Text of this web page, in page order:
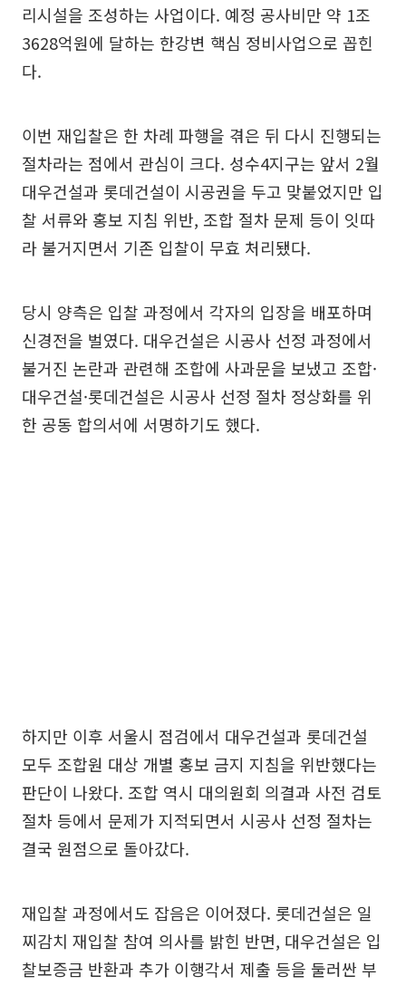
리시설을 조성하는 사업이다. 예정 공사비만 약 1조
3628억원에 달하는 한강변 핵심 정비사업으로 꼽힌
다.
이번 재입찰은 한 차례 파행을 겪은 뒤 다시 진행되는
절차라는 점에서 관심이 크다. 성수4지구는 앞서 2월
대우건설과 롯데건설이 시공권을 두고 맞붙었지만 입
찰 서류와 홍보 지침 위반, 조합 절차 문제 등이 잇따
라 불거지면서 기존 입찰이 무효 처리됐다.
당시 양측은 입찰 과정에서 각자의 입장을 배포하며
신경전을 벌였다. 대우건설은 시공사 선정 과정에서
불거진 논란과 관련해 조합에 사과문을 보냈고 조합·
대우건설·롯데건설은 시공사 선정 절차 정상화를 위
한 공동 합의서에 서명하기도 했다.
하지만 이후 서울시 점검에서 대우건설과 롯데건설
모두 조합원 대상 개별 홍보 금지 지침을 위반했다는
판단이 나왔다. 조합 역시 대의원회 의결과 사전 검토
절차 등에서 문제가 지적되면서 시공사 선정 절차는
결국 원점으로 돌아갔다.
재입찰 과정에서도 잡음은 이어졌다. 롯데건설은 일
찌감치 재입찰 참여 의사를 밝힌 반면, 대우건설은 입
찰보증금 반환과 추가 이행각서 제출 등을 둘러싼 부